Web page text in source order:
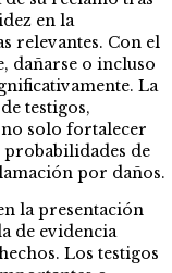
en la
relevantes. Con el
dañarse o incluso
La
testigos,
solo fortalecer
probabilidades de
por daños.
la presentación
de evidencia
Los testigos